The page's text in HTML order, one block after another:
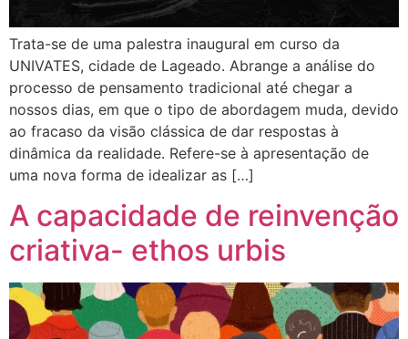
Trata-se de uma palestra inaugural em curso da
UNIVATES, cidade de Lageado. Abrange a análise do
processo de pensamento tradicional até chegar a
nossos dias, em que o tipo de abordagem muda, devido
ao fracaso da visão clássica de dar respostas à
dinâmica da realidade. Refere-se à apresentação de
uma nova forma de idealizar as […]
A capacidade de reinvenção
criativa- ethos urbis